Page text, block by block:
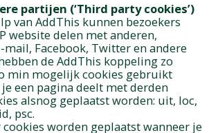
partijen (‘Third party cookies’)
van AddThis kunnen bezoekers
website delen met anderen,
Facebook, Twitter en andere
de AddThis koppeling zo
min mogelijk cookies gebruikt
een pagina deelt met derden
alsnog geplaatst worden: uit, loc,
psc.
worden geplaatst wanneer je